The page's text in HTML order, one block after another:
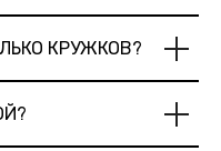
КРУЖКОВ?